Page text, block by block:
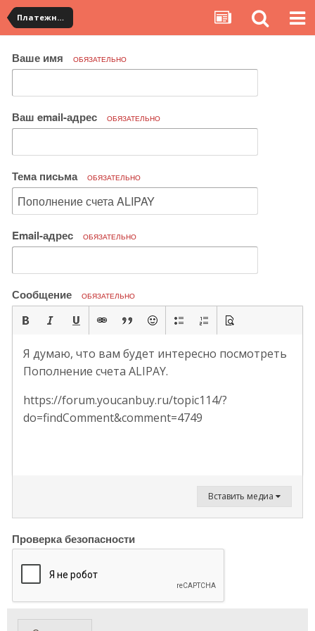
Платежная система ALIPAY и оплата банковскими картами
Ваше имя ОБЯЗАТЕЛЬНО
Ваш email-адрес ОБЯЗАТЕЛЬНО
Тема письма ОБЯЗАТЕЛЬНО
Email-адрес ОБЯЗАТЕЛЬНО
Сообщение ОБЯЗАТЕЛЬНО
Я думаю, что вам будет интересно посмотреть
Пополнение счета ALIPAY.
https://forum.youcanbuy.ru/topic114/?
do=findComment&comment=4749
Вставить медиа
Проверка безопасности